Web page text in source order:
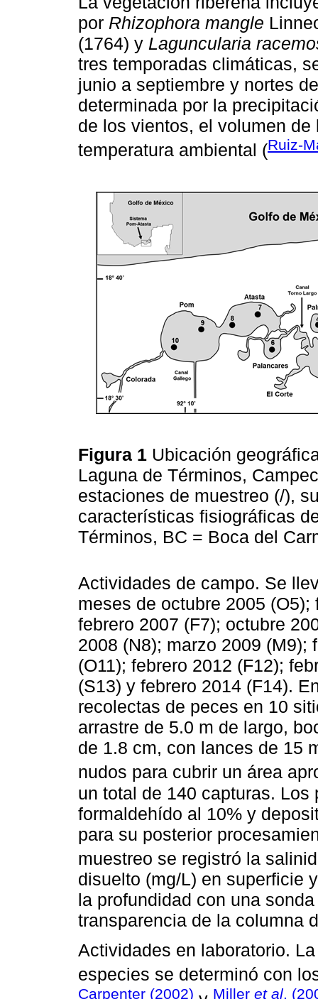
por Rhizophora mangle
(1764) y Laguncularia
tres temporadas climáticas,
junio a septiembre y nortes
determinada por la
de los vientos, el volumen
temperatura ambiental (Ruiz-
Figura 1 Ubicación
Laguna de Términos,
estaciones de muestreo (/),
características fisiográficas
Términos, BC = Boca del
Actividades de campo. Se
meses de octubre 2005
febrero 2007 (F7); octubre
2008 (N8); marzo 2009 (M9);
(O11); febrero 2012 (F12);
(S13) y febrero 2014 (F14).
recolectas de peces en 10
arrastre de 5.0 m de largo,
de 1.8 cm, con lances de 15
nudos para cubrir un área
un total de 140 capturas.
formaldehído al 10% y
para su posterior
muestreo se registró la
disuelto (mg/L) en superficie
la profundidad con una
transparencia de la columna
Actividades en laboratorio.
especies se determinó con
Carpenter (2002) Miller et al.